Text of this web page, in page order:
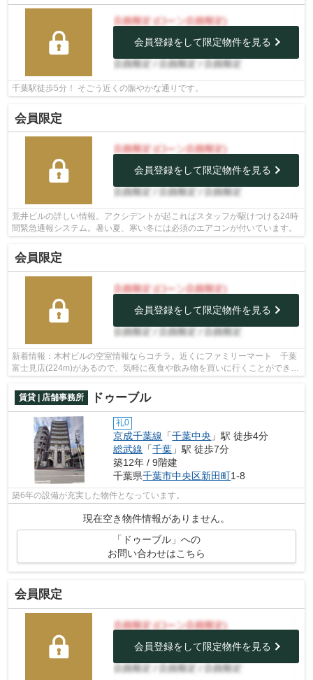
会員登録をして限定物件を見る
千葉駅徒歩5分！ そごう近くの賑やかな通りです。
会員限定
会員登録をして限定物件を見る
荒井ビルの詳しい情報。アクシデントが起こればスタッフが駆けつける24時
間緊急通報システム。暑い夏、寒い冬には必須のエアコンが付いています。
会員限定
会員登録をして限定物件を見る
新着情報：木村ビルの空室情報ならコチラ。近くにファミリーマート 千葉
富士見店(224m)があるので、気軽に夜食や飲み物を買いに行くことができま
す。エレベーター付きの物件なので、...
賃貸 | 店舗事務所
ドゥーブル
礼0
京成千葉線 「千葉中央 」駅 徒歩4分
総武線 「千葉 」駅 徒歩7分
築12年 / 9階建
千葉県千葉市中央区新田町1-8
築6年の設備が充実した物件となっています。
現在空き物件情報がありません。
「ドゥーブル」への
お問い合わせはこちら
会員限定
会員登録をして限定物件を見る